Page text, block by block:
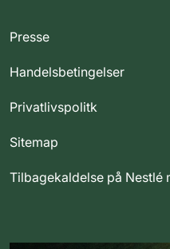
Presse
Handelsbetingelser
Privatlivspolitk
Sitemap
Tilbagekaldelse på